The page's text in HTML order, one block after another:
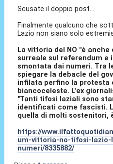
Scusate il doppio post...
Finalmente qualcuno che
Lazio non siano solo
La vittoria del NO "è
surreale sul referendum e
smontata dai numeri. Tra
spiegare la debacle del
infilata perfino la protesta
biancoceleste. L'ex
"Tanti tifosi laziali sono
identificati come fascisti.
quella di molti sostenitori,
https://
um-vittoria-no-tifosi-
numeri/8335882/